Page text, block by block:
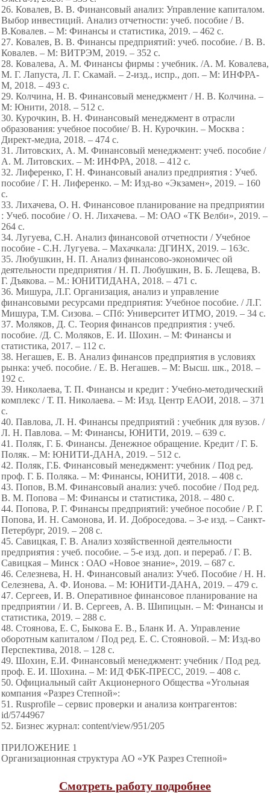
26. Ковалев, В. В. Финансовый анализ: Управление капиталом.
Выбор инвестиций. Анализ отчетности: учеб. пособие / В.
В.Ковалев. – М: Финансы и статистика, 2019. – 462 с.
27. Ковалев, В. В. Финансы предприятий: учеб. пособие. / В. В.
Ковалев. – М: ВИТРЭМ, 2019. – 352 с.
28. Ковалева, А. М. Финансы фирмы : учебник. /А. М. Ковалева,
М. Г. Лапуста, Л. Г. Скамай. – 2-изд., испр., доп. – М: ИНФРА-
М, 2018. – 493 с.
29. Колчина, Н. В. Финансовый менеджмент / Н. В. Колчина. –
М: Юнити, 2018. – 512 с.
30. Курочкин, В. Н. Финансовый менеджмент в отрасли
образования: учебное пособие/ В. Н. Курочкин. – Москва :
Директ-медиа, 2018. – 474 с.
31. Литовских, А. М. Финансовый менеджмент: учеб. пособие /
А. М. Литовских. – М: ИНФРА, 2018. – 412 с.
32. Лиференко, Г. Н. Финансовый анализ предприятия : Учеб.
пособие / Г. Н. Лиференко. – М: Изд-во «Экзамен», 2019. – 160
с.
33. Лихачева, О. Н. Финансовое планирование на предприятии
: Учеб. пособие / О. Н. Лихачева. – М: ОАО «ТК Велби», 2019. –
264 с.
34. Лугуева, С.Н. Анализ финансовой отчетности / Учебное
пособие - С.Н. Лугуева. – Махачкала: ДГИНХ, 2019. – 163с.
35. Любушкин, Н. П. Анализ финансово-экономичес ой
деятельности предприятия / Н. П. Любушкин, В. Б. Лещева, В.
Г. Дъякова. – М.: ЮНИТИДАНА, 2018. – 471 с.
36. Мишура, Л.Г. Организация, анализ и управление
финансовыми ресурсами предприятия: Учебное пособие. / Л.Г.
Мишура, Т.М. Сизова. – СПб: Университет ИТМО, 2019. – 34 с.
37. Моляков, Д. С. Теория финансов предприятия : учеб.
пособие. /Д. С. Моляков, Е. И. Шохин. – М: Финансы и
статистика, 2017. – 112 с.
38. Негашев, Е. В. Анализ финансов предприятия в условиях
рынка: учеб. пособие. / Е. В. Негашев. – М: Высш. шк., 2018. –
192 с.
39. Николаева, Т. П. Финансы и кредит : Учебно-методический
комплекс / Т. П. Николаева. – М: Изд. Центр ЕАОИ, 2018. – 371
с.
40. Павлова, Л. Н. Финансы предприятий : учебник для вузов. /
Л. Н. Павлова. – М: Финансы, ЮНИТИ, 2019. – 639 с.
41. Поляк, Г. Б. Финансы. Денежное обращение. Кредит / Г. Б.
Поляк. – М: ЮНИТИ-ДАНА, 2019. – 512 с.
42. Поляк, Г.Б. Финансовый менеджмент: учебник / Под ред.
проф. Г. Б. Поляка. – М: Финансы, ЮНИТИ, 2018. – 408 с.
43. Попов, В.М. Финансовый анализ: учеб. пособие / Под ред.
В. М. Попова – М: Финансы и статистика, 2018. – 480 с.
44. Попова, Р. Г. Финансы предприятий: учебное пособие / Р. Г.
Попова, И. Н. Самонова, И. И. Доброседова. – 3-е изд. – Санкт-
Петербург, 2019. – 208 с.
45. Савицкая, Г. В. Анализ хозяйственной деятельности
предприятия : учеб. пособие. – 5-е изд. доп. и перераб. / Г. В.
Савицкая – Минск : ОАО «Новое знание», 2019. – 687 с.
46. Селезнева, Н. Н. Финансовый анализ: Учеб. Пособие / Н. Н.
Селезнева, А. Ф. Ионова. – М: ЮНИТИ-ДАНА, 2019. – 479 с.
47. Сергеев, И. В. Оперативное финансовое планирование на
предприятии / И. В. Сергеев, А. В. Шипицын. – М: Финансы и
статистика, 2019. – 288 с.
48. Стоянова, Е. С, Быкова Е. В., Бланк И. А. Управление
оборотным капиталом / Под ред. Е. С. Стояновой. – М: Изд-во
Перспектива, 2018. – 128 с.
49. Шохин, Е.И. Финансовый менеджмент: учебник / Под ред.
проф. Е. И. Шохина. – М: ИД ФБК-ПРЕСС, 2019. – 408 с.
50. Официальный сайт Акционерного Общества «Угольная
компания «Разрез Степной»:
51. Rusprofile – сервис проверки и анализа контрагентов:
id/5744967
52. Бизнес журнал: content/view/951/205
ПРИЛОЖЕНИЕ 1
Организационная структура АО «УК Разрез Степной»
Смотреть работу подробнее